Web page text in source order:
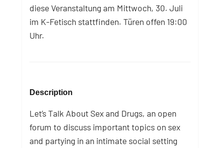
diese Veranstaltung am Mittwoch, 30. Juli
im K-Fetisch stattfinden. Türen offen 19:00
Uhr.
Description
Let’s Talk About Sex and Drugs, an open
forum to discuss important topics on sex
and partying in an intimate social setting